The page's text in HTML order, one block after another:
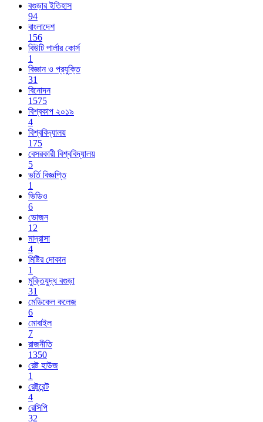
বগুড়ার ইতিহাস
94
বাংলাদেশ
156
বিউটি পার্লার কোর্স
1
বিজ্ঞান ও প্রযুক্তি
31
বিনোদন
1575
বিশ্বকাপ ২০১৯
4
বিশ্ববিদ্যালয়
175
বেসরকারী বিশ্ববিদ্যালয়
5
ভর্তি বিজ্ঞপ্তি
1
ভিডিও
6
ভোজন
12
মাদ্রাসা
4
মিষ্টির দোকান
1
মুক্তিযুদ্ধ বগুড়া
31
মেডিকেল কলেজ
6
মোবাইল
7
রাজনীতি
1350
রেষ্ট হাউজ
1
রেষ্টুরেন্ট
4
রেসিপি
32